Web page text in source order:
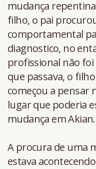
mudança
filho, o pai
comportamental
diagnostico, no
profissional não foi
que passava, o
começou a pensar
lugar que poderia
mudança em Akian.
A procura de uma
estava